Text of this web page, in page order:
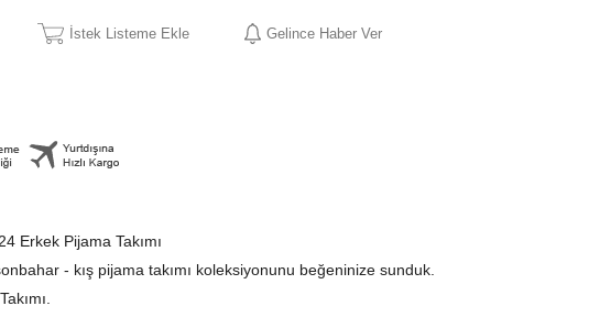
İstek Listeme Ekle Gelince Haber Ver
Erkek Pijama Takımı
- kış pijama takımı koleksiyonunu beğeninize sunduk.